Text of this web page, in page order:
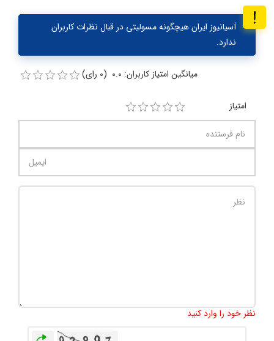
آسیانیوز ایران هیچگونه مسولیتی در قبال نظرات کاربران
ندارد.
میانگین امتیاز کاربران: 0.0 (0 رای)
امتیاز
نظر خود را وارد کنید